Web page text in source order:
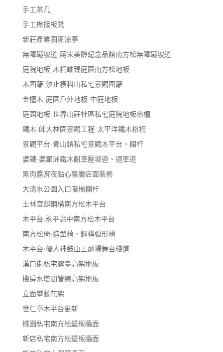
手工茶几
手工榫接板凳
新莊產業園區涼亭
無障礙坡道-蔣宋美齡紀念品館南方松無障礙坡道
庭院地板-木柵岫臻庭園南方松地板
木圍籬-汐止橫科山私宅景觀圍籬
金檀木-庭園戶外地板-中庭地板
庭園地板-世界山莊社區私宅庭院地板格柵
鐵木-師大林園景觀工程-太平洋鐵木格柵
景觀平台-青山鎮私宅景觀木平台、欄杆
婆鐵-婆羅洲鐵木耐車壓坡道、迴車道
黑肉醬宵夜點心餐廳店面裝修
大清水公園入口階梯欄杆
士林官邸鋼構南方松木平台
木平台,永平高中南方松木平台
南方松椅-造型椅、鋼構弧形椅
木平台-優人神鼓山上劇場舞台棧道
漢口街私宅露臺高架地板
機房水塔間管線高架地板
立面攀藤花架
世仁亭木平台更新
桃園私宅南方松壁板牆面
新店私宅南方松壁板牆面